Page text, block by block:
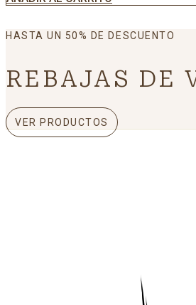
HASTA UN 50% DE DESCUENTO
REBAJAS DE
VER PRODUCTOS